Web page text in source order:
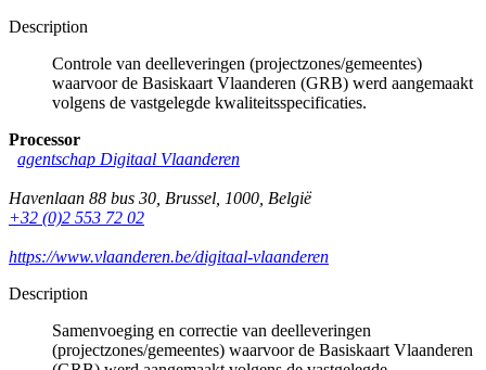
Description
Controle van deelleveringen (projectzones/gemeentes)
waarvoor de Basiskaart Vlaanderen (GRB) werd aangemaakt
volgens de vastgelegde kwaliteitsspecificaties.
Processor
agentschap Digitaal Vlaanderen
Havenlaan 88 bus 30 Brussel 1000 België
+32 (0)2 553 72 02
https://www.vlaanderen.be/digitaal-vlaanderen
Description
Samenvoeging en correctie van deelleveringen
(projectzones/gemeentes) waarvoor de Basiskaart Vlaanderen